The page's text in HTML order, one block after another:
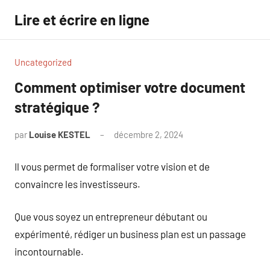
contenu
Lire et écrire en ligne
Uncategorized
Comment optimiser votre document
stratégique ?
par Louise KESTEL décembre 2, 2024
Il vous permet de formaliser votre vision et de
convaincre les investisseurs.
Que vous soyez un entrepreneur débutant ou
expérimenté, rédiger un business plan est un passage
incontournable.